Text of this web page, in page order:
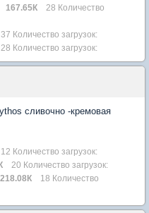
167.65К
28 Количество
37 Количество загрузок:
28 Количество загрузок:
cливочно -кремовая
12 Количество загрузок:
20 Количество загрузок:
218.08К
18 Количество